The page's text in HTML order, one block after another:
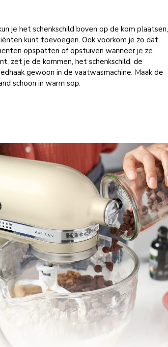
je het schenkschild boven op de kom plaatsen,
kunt toevoegen. Ook voorkom je zo dat
opspatten of opstuiven wanneer je ze
zet je de kommen, het schenkschild, de
gewoon in de vaatwasmachine. Maak de
schoon in warm sop.